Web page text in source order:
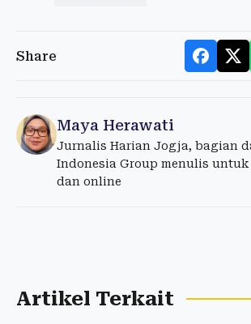
Share
Maya Herawati
Jurnalis Harian Jogja, bagian
Indonesia Group menulis untuk
dan online
Artikel Terkait